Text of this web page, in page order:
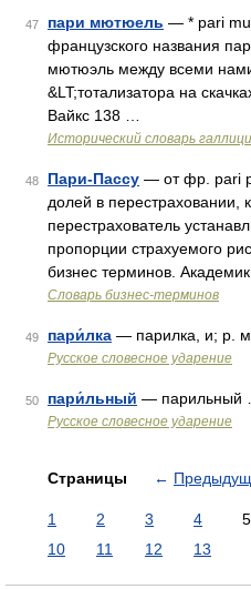
47 пари мютюель — * pari
французского названия
мютюэль между всеми
&LT;тотализатора на
Вайкс 138 …
Исторический словарь
48 Пари-Пассу — от фр. pari
долей в перестраховании,
перестрахователь
пропорции страхуемого
бизнес терминов.
Словарь бизнес-терминов
49 пари́лка — парилка, и; р.
Русское словесное ударение
50 пари́льный — парильный
Русское словесное ударение
Страницы ←
1 2 3 4 5
10
11 12 13